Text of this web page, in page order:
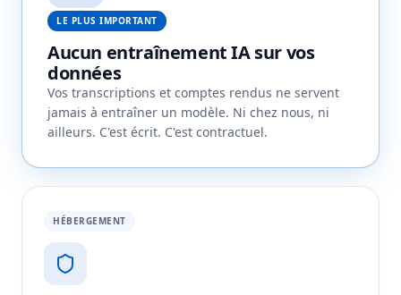
LE PLUS IMPORTANT
Aucun entraînement IA sur vos
données
Vos transcriptions et comptes rendus ne servent
jamais à entraîner un modèle. Ni chez nous, ni
ailleurs. C'est écrit. C'est contractuel.
HÉBERGEMENT